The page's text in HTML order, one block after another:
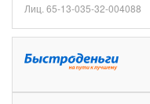
Лиц. 65-13-035-32-004088